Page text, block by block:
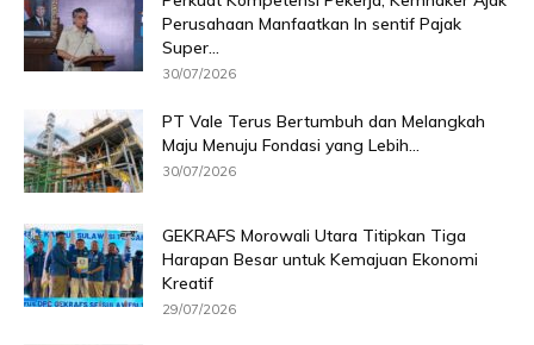
Perusahaan Manfaatkan In sentif Pajak
Super...
30/07/2026
PT Vale Terus Bertumbuh dan Melangkah
Maju Menuju Fondasi yang Lebih...
30/07/2026
GEKRAFS Morowali Utara Titipkan Tiga
Harapan Besar untuk Kemajuan Ekonomi
Kreatif
29/07/2026